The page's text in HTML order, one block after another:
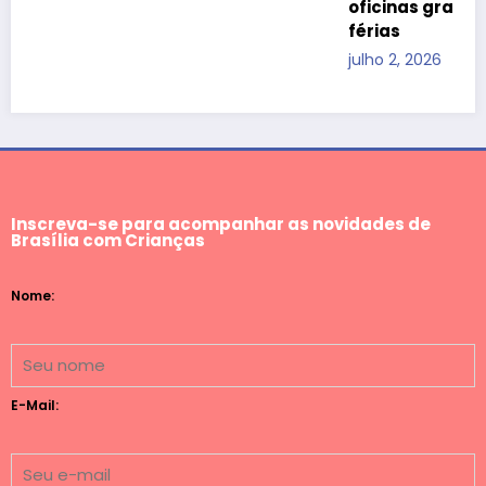
Inscreva-se para acompanhar as novidades de
Brasília com Crianças
Nome:
E-Mail: